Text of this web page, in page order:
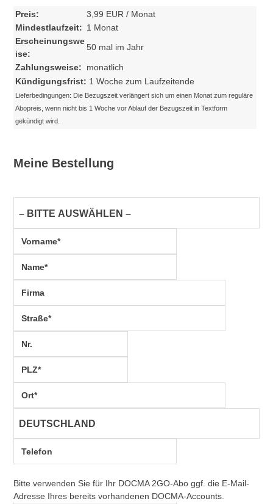
Preis:
3,99 EUR / Monat
Mindestlaufzeit: 1 Monat
Erscheinungswe
ise:
50 mal im Jahr
Zahlungsweise:
monatlich
Kündigungsfrist: 1 Woche zum Laufzeitende
Lieferbedingungen: Die Bezugszeit verlängert sich um einen Monat zum reguläre
Abopreis, wenn nicht bis 1 Woche vor Ablauf der Bezugszeit in Textform
gekündigt wird.
Meine Bestellung
Bitte verwenden Sie für Ihr DOCMA 2GO-Abo ggf. die E-Mail-
Adresse Ihres bereits vorhandenen DOCMA-Accounts.